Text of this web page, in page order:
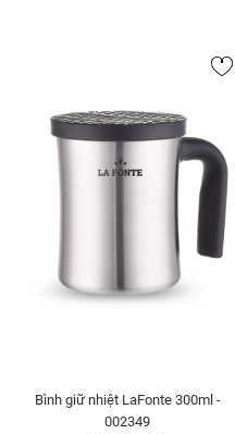
Bình giữ nhiệt LaFonte 300ml -
002349